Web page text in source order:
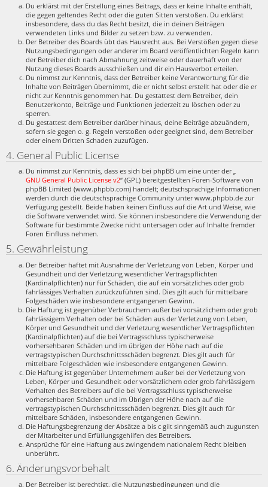
Du erklärst mit der Erstellung eines Beitrags, dass er keine Inhalte enthält,
die gegen geltendes Recht oder die guten Sitten verstoßen. Du erklärst
insbesondere, dass du das Recht besitzt, die in deinen Beiträgen
verwendeten Links und Bilder zu setzen bzw. zu verwenden.
Der Betreiber des Boards übt das Hausrecht aus. Bei Verstößen gegen diese
Nutzungsbedingungen oder anderer im Board veröffentlichten Regeln kann
der Betreiber dich nach Abmahnung zeitweise oder dauerhaft von der
Nutzung dieses Boards ausschließen und dir ein Hausverbot erteilen.
Du nimmst zur Kenntnis, dass der Betreiber keine Verantwortung für die
Inhalte von Beiträgen übernimmt, die er nicht selbst erstellt hat oder die er
nicht zur Kenntnis genommen hat. Du gestattest dem Betreiber, dein
Benutzerkonto, Beiträge und Funktionen jederzeit zu löschen oder zu
sperren.
Du gestattest dem Betreiber darüber hinaus, deine Beiträge abzuändern,
sofern sie gegen o. g. Regeln verstoßen oder geeignet sind, dem Betreiber
oder einem Dritten Schaden zuzufügen.
4. General Public License
Du nimmst zur Kenntnis, dass es sich bei phpBB um eine unter der „
GNU General Public License v2“ (GPL) bereitgestellten Foren-Software von
phpBB Limited (www.phpbb.com) handelt; deutschsprachige Informationen
werden durch die deutschsprachige Community unter www.phpbb.de zur
Verfügung gestellt. Beide haben keinen Einfluss auf die Art und Weise, wie
die Software verwendet wird. Sie können insbesondere die Verwendung der
Software für bestimmte Zwecke nicht untersagen oder auf Inhalte fremder
Foren Einfluss nehmen.
5. Gewährleistung
Der Betreiber haftet mit Ausnahme der Verletzung von Leben, Körper und
Gesundheit und der Verletzung wesentlicher Vertragspflichten
(Kardinalpflichten) nur für Schäden, die auf ein vorsätzliches oder grob
fahrlässiges Verhalten zurückzuführen sind. Dies gilt auch für mittelbare
Folgeschäden wie insbesondere entgangenen Gewinn.
Die Haftung ist gegenüber Verbrauchern außer bei vorsätzlichem oder grob
fahrlässigem Verhalten oder bei Schäden aus der Verletzung von Leben,
Körper und Gesundheit und der Verletzung wesentlicher Vertragspflichten
(Kardinalpflichten) auf die bei Vertragsschluss typischerweise
vorhersehbaren Schäden und im übrigen der Höhe nach auf die
vertragstypischen Durchschnittsschäden begrenzt. Dies gilt auch für
mittelbare Folgeschäden wie insbesondere entgangenen Gewinn.
Die Haftung ist gegenüber Unternehmern außer bei der Verletzung von
Leben, Körper und Gesundheit oder vorsätzlichem oder grob fahrlässigem
Verhalten des Betreibers auf die bei Vertragsschluss typischerweise
vorhersehbaren Schäden und im Übrigen der Höhe nach auf die
vertragstypischen Durchschnittsschäden begrenzt. Dies gilt auch für
mittelbare Schäden, insbesondere entgangenen Gewinn.
Die Haftungsbegrenzung der Absätze a bis c gilt sinngemäß auch zugunsten
der Mitarbeiter und Erfüllungsgehilfen des Betreibers.
Ansprüche für eine Haftung aus zwingendem nationalem Recht bleiben
unberührt.
6. Änderungsvorbehalt
Der Betreiber ist berechtigt, die Nutzungsbedingungen und die